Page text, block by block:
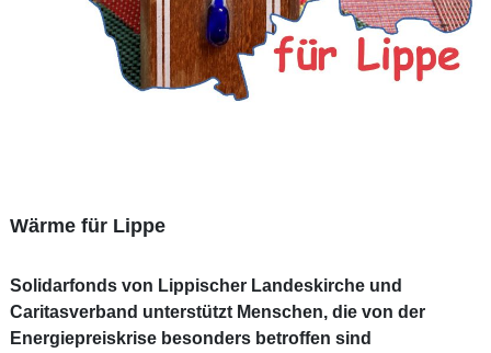
Wärme für Lippe
Solidarfonds von Lippischer Landeskirche und
Caritasverband unterstützt Menschen, die von der
Energiepreiskrise besonders betroffen sind